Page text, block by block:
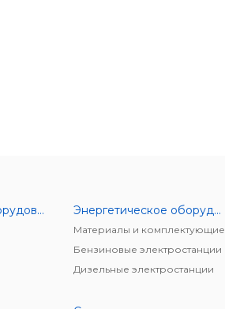
Строительное оборудование Энергетическое оборудование
Материалы и комплектующие
Бензиновые электростанции
Дизельные электростанции